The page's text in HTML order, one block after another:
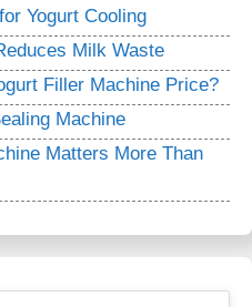
Yogurt Cooling
Milk Waste
Filler Machine Price?
Machine
Matters More Than